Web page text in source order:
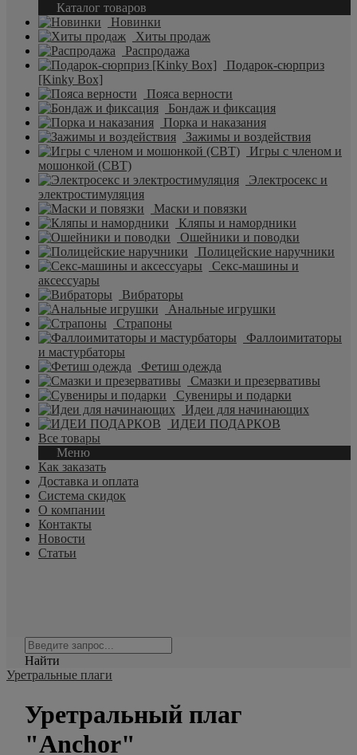
Каталог товаров
Новинки
Хиты продаж
Распродажа
Подарок-сюрприз
[Kinky Box]
Пояса верности
Бондаж и фиксация
Порка и наказания
Зажимы и воздействия
Игры с членом и
мошонкой (CBT)
Электросекс и
электростимуляция
Маски и повязки
Кляпы и намордники
Ошейники и поводки
Полицейские наручники
Секс-машины и
аксессуары
Вибраторы
Анальные игрушки
Страпоны
Фаллоимитаторы
и мастурбаторы
Фетиш одежда
Смазки и презервативы
Сувениры и подарки
Идеи для начинающих
ИДЕИ ПОДАРКОВ
Все товары
Меню
Как заказать
Доставка и оплата
Система скидок
О компании
Контакты
Новости
Статьи
Найти
Уретральные плаги
Уретральный плаг
"Anchor"